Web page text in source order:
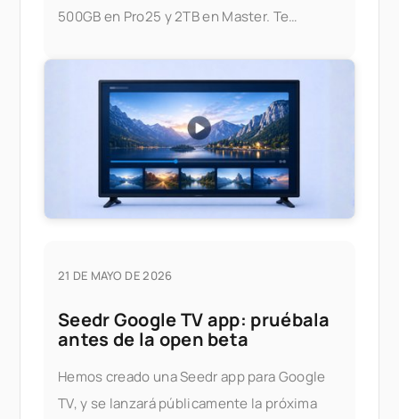
500GB en Pro25 y 2TB en Master. Te
archivos — sin preocuparte por los límites.
¿Qué ha cambiado? Aquí te mostramos
21 DE MAYO DE 2026
Seedr Google TV app: pruébala
antes de la open beta
Hemos creado una Seedr app para Google
TV, y se lanzará públicamente la próxima